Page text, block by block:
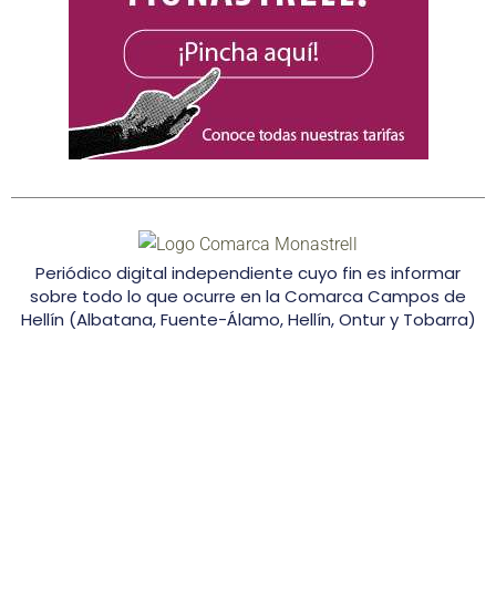
Periódico digital independiente cuyo fin es informar
sobre todo lo que ocurre en la Comarca Campos de
Hellín (Albatana, Fuente-Álamo, Hellín, Ontur y Tobarra)